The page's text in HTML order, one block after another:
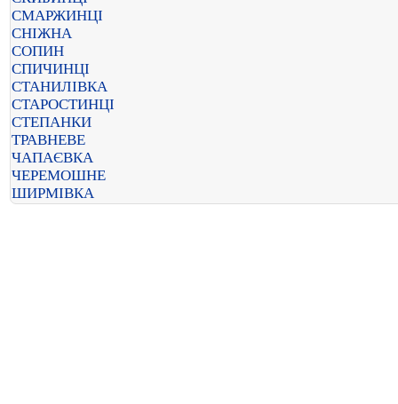
СМАРЖИНЦІ
СНІЖНА
СОПИН
СПИЧИНЦІ
СТАНИЛІВКА
СТАРОСТИНЦІ
СТЕПАНКИ
ТРАВНЕВЕ
ЧАПАЄВКА
ЧЕРЕМОШНЕ
ШИРМІВКА